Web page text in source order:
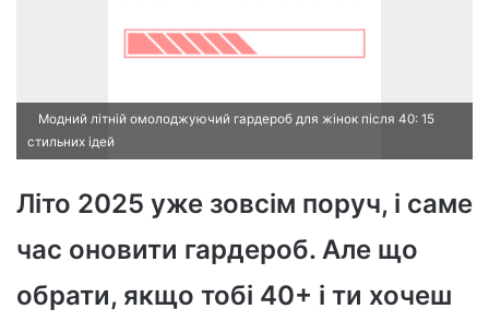
Модний літній омолоджуючий гардероб для жінок після 40: 15
стильних ідей
Літо 2025 уже зовсім поруч, і саме
час оновити гардероб. Але що
обрати, якщо тобі 40+ і ти хочеш